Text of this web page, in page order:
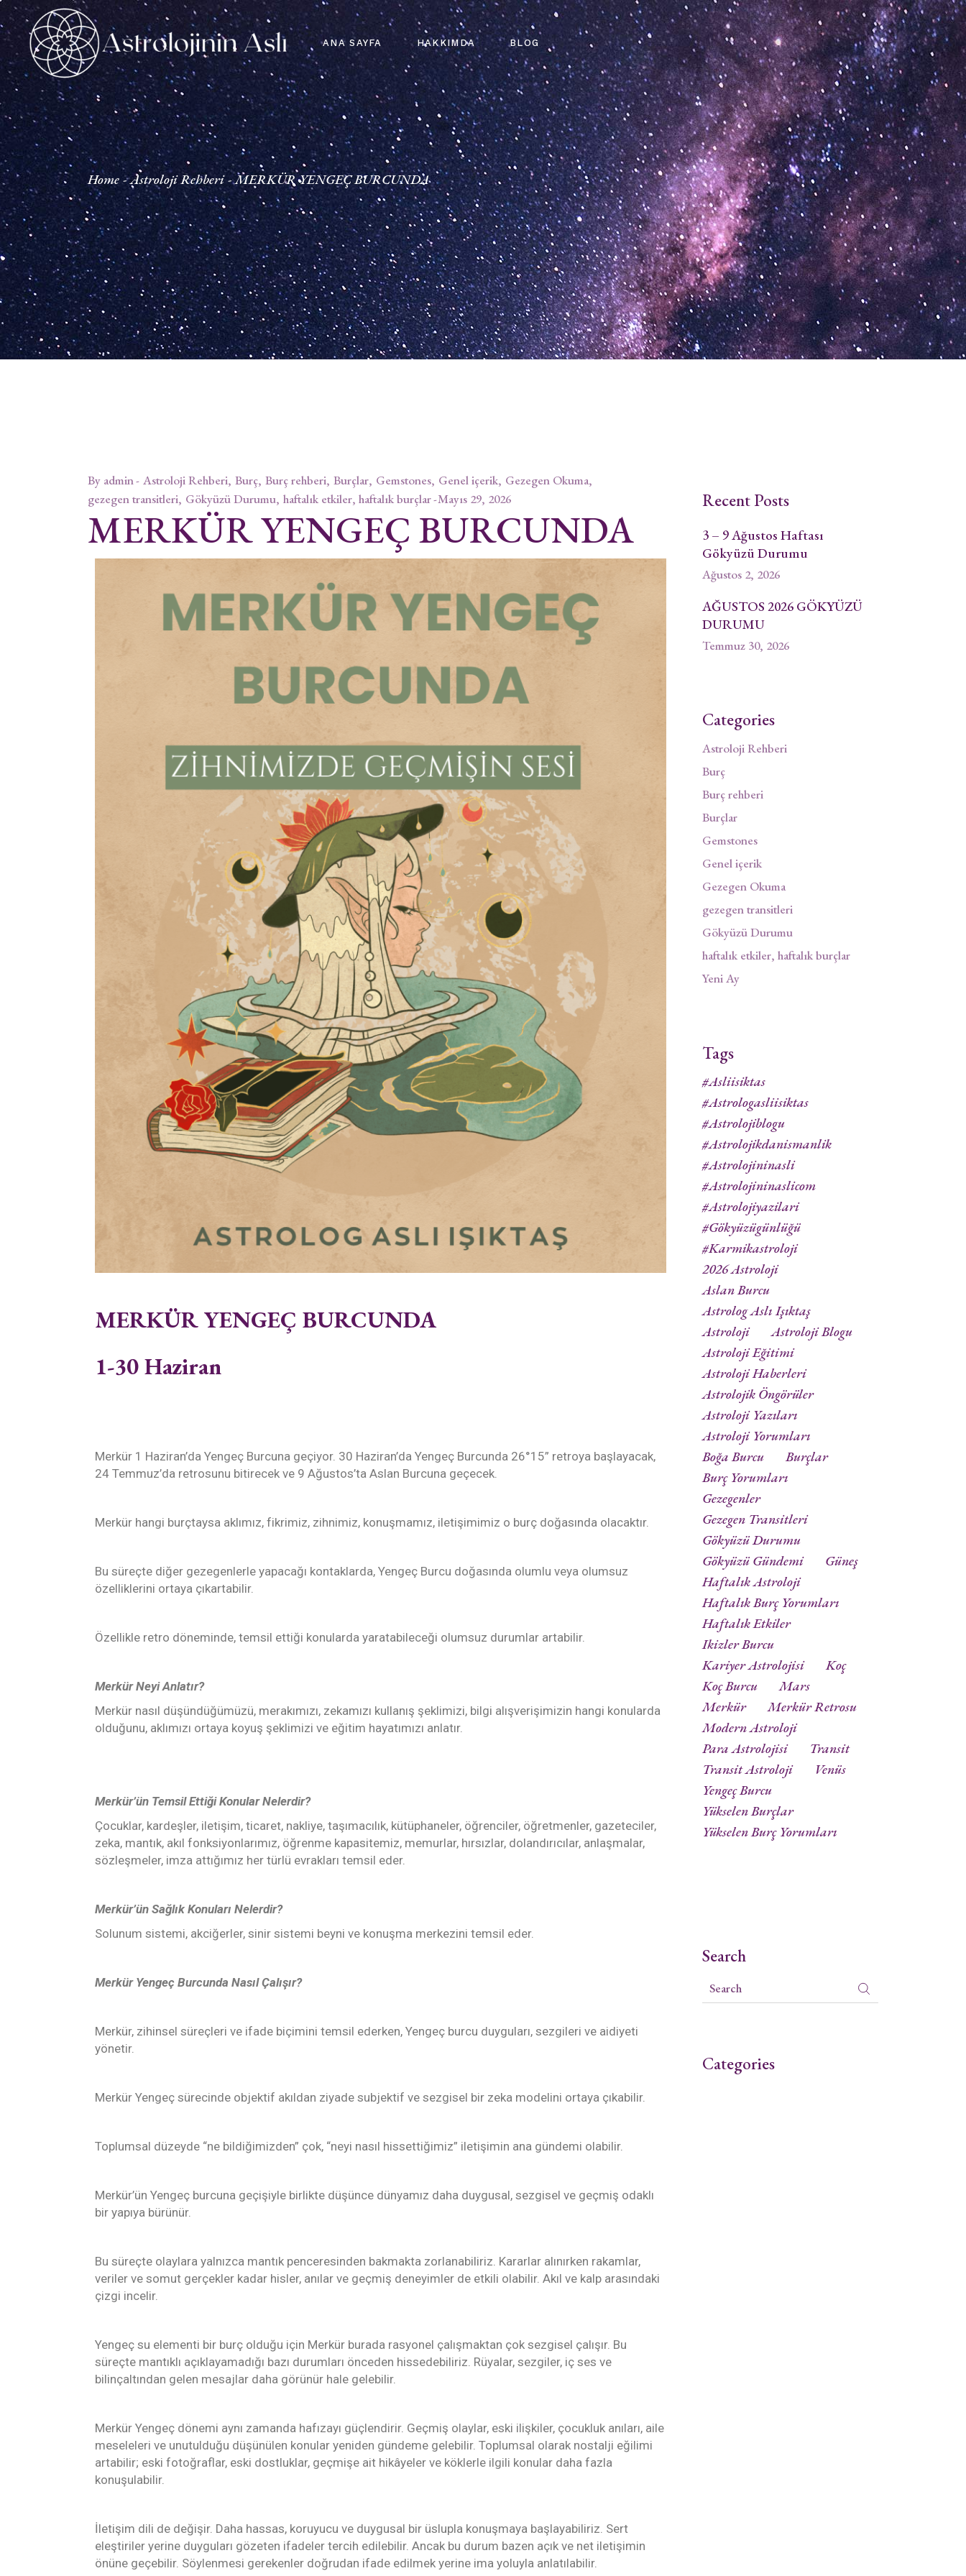
ANA SAYFA HAKKIMDA BLOG
Home Astroloji Rehberi MERKÜR YENGEÇ BURCUNDA
By admin Astroloji Rehberi Burç Burç rehberi Burçlar Gemstones Genel içerik Gezegen Okuma
gezegen transitleri Gökyüzü Durumu haftalık etkiler, haftalık burçlar Mayıs 29, 2026
MERKÜR YENGEÇ BURCUNDA
MERKÜR YENGEÇ BURCUNDA
1-30 Haziran
Merkür 1 Haziran’da Yengeç Burcuna geçiyor. 30 Haziran’da Yengeç Burcunda 26°15” retroya başlayacak,
24 Temmuz’da retrosunu bitirecek ve 9 Ağustos’ta Aslan Burcuna geçecek.
Merkür hangi burçtaysa aklımız, fikrimiz, zihnimiz, konuşmamız, iletişimimiz o burç doğasında olacaktır.
Bu süreçte diğer gezegenlerle yapacağı kontaklarda, Yengeç Burcu doğasında olumlu veya olumsuz
özelliklerini ortaya çıkartabilir.
Özellikle retro döneminde, temsil ettiği konularda yaratabileceği olumsuz durumlar artabilir.
Merkür Neyi Anlatır?
Merkür nasıl düşündüğümüzü, merakımızı, zekamızı kullanış şeklimizi, bilgi alışverişimizin hangi konularda
olduğunu, aklımızı ortaya koyuş şeklimizi ve eğitim hayatımızı anlatır.
Merkür’ün Temsil Ettiği Konular Nelerdir?
Çocuklar, kardeşler, iletişim, ticaret, nakliye, taşımacılık, kütüphaneler, öğrenciler, öğretmenler, gazeteciler,
zeka, mantık, akıl fonksiyonlarımız, öğrenme kapasitemiz, memurlar, hırsızlar, dolandırıcılar, anlaşmalar,
sözleşmeler, imza attığımız her türlü evrakları temsil eder.
Merkür’ün Sağlık Konuları Nelerdir?
Solunum sistemi, akciğerler, sinir sistemi beyni ve konuşma merkezini temsil eder.
Merkür Yengeç Burcunda Nasıl Çalışır?
Merkür, zihinsel süreçleri ve ifade biçimini temsil ederken, Yengeç burcu duyguları, sezgileri ve aidiyeti
yönetir.
Merkür Yengeç sürecinde objektif akıldan ziyade subjektif ve sezgisel bir zeka modelini ortaya çıkabilir.
Toplumsal düzeyde “ne bildiğimizden” çok, “neyi nasıl hissettiğimiz” iletişimin ana gündemi olabilir.
Merkür’ün Yengeç burcuna geçişiyle birlikte düşünce dünyamız daha duygusal, sezgisel ve geçmiş odaklı
bir yapıya bürünür.
Bu süreçte olaylara yalnızca mantık penceresinden bakmakta zorlanabiliriz. Kararlar alınırken rakamlar,
veriler ve somut gerçekler kadar hisler, anılar ve geçmiş deneyimler de etkili olabilir. Akıl ve kalp arasındaki
çizgi incelir.
Yengeç su elementi bir burç olduğu için Merkür burada rasyonel çalışmaktan çok sezgisel çalışır. Bu
süreçte mantıklı açıklayamadığı bazı durumları önceden hissedebiliriz. Rüyalar, sezgiler, iç ses ve
bilinçaltından gelen mesajlar daha görünür hale gelebilir.
Merkür Yengeç dönemi aynı zamanda hafızayı güçlendirir. Geçmiş olaylar, eski ilişkiler, çocukluk anıları, aile
meseleleri ve unutulduğu düşünülen konular yeniden gündeme gelebilir. Toplumsal olarak nostalji eğilimi
artabilir; eski fotoğraflar, eski dostluklar, geçmişe ait hikâyeler ve köklerle ilgili konular daha fazla
konuşulabilir.
İletişim dili de değişir. Daha hassas, koruyucu ve duygusal bir üslupla konuşmaya başlayabiliriz. Sert
eleştiriler yerine duyguları gözeten ifadeler tercih edilebilir. Ancak bu durum bazen açık ve net iletişimin
önüne geçebilir. Söylenmesi gerekenler doğrudan ifade edilmek yerine ima yoluyla anlatılabilir.
Recent Posts
3 – 9 Ağustos Haftası
Gökyüzü Durumu
Ağustos 2, 2026
AĞUSTOS 2026 GÖKYÜZÜ
DURUMU
Temmuz 30, 2026
Categories
Astroloji Rehberi
Burç
Burç rehberi
Burçlar
Gemstones
Genel içerik
Gezegen Okuma
gezegen transitleri
Gökyüzü Durumu
haftalık etkiler, haftalık burçlar
Yeni Ay
Tags
#asliisiktas
#astrologasliisiktas
#astrolojiblogu
#astrolojikdanismanlik
#astrolojininasli
#astrolojininaslicom
#astrolojiyazilari
#gökyüzügünlüğü
#karmikastroloji
2026 Astroloji
Aslan Burcu
Astrolog Aslı Işıktaş
Astroloji
Astroloji Blogu
Astroloji Eğitimi
Astroloji Haberleri
Astrolojik Öngörüler
Astroloji Yazıları
Astroloji Yorumları
Boğa Burcu
Burçlar
Burç Yorumları
Gezegenler
Gezegen Transitleri
Gökyüzü Durumu
Gökyüzü Gündemi
Güneş
Haftalık Astroloji
Haftalık Burç Yorumları
Haftalık Etkiler
Ikizler Burcu
Kariyer Astrolojisi
Koç
Koç Burcu
Mars
Merkür
Merkür Retrosu
Modern Astroloji
Para Astrolojisi
Transit
Transit Astroloji
Venüs
Yengeç Burcu
Yükselen Burçlar
Yükselen Burç Yorumları
Search
Categories